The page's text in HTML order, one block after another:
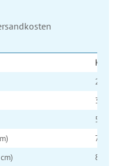
2,00
3,50
5,50
7,00
8,50